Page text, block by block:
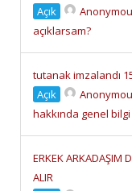
Açık
açıklarsam?
tutanak imzalandı
Açık
hakkında genel bilgi
ERKEK ARKADAŞIM
ALIR